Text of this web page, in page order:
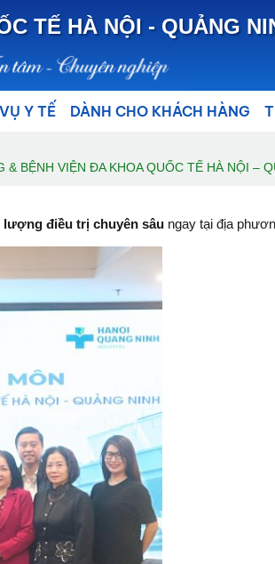
TẾ HÀ NỘI - QUẢNG
Y TẾ DÀNH CHO KHÁCH HÀNG
BỆNH VIỆN ĐA KHOA QUỐC TẾ HÀ NỘI –
lượng điều trị chuyên sâu ngay tại địa